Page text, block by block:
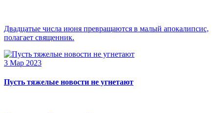
Двадцатые числа июня превращаются в малый апокалипсис,
полагает священник.
3 Мар 2023
Пусть тяжелые новости не угнетают